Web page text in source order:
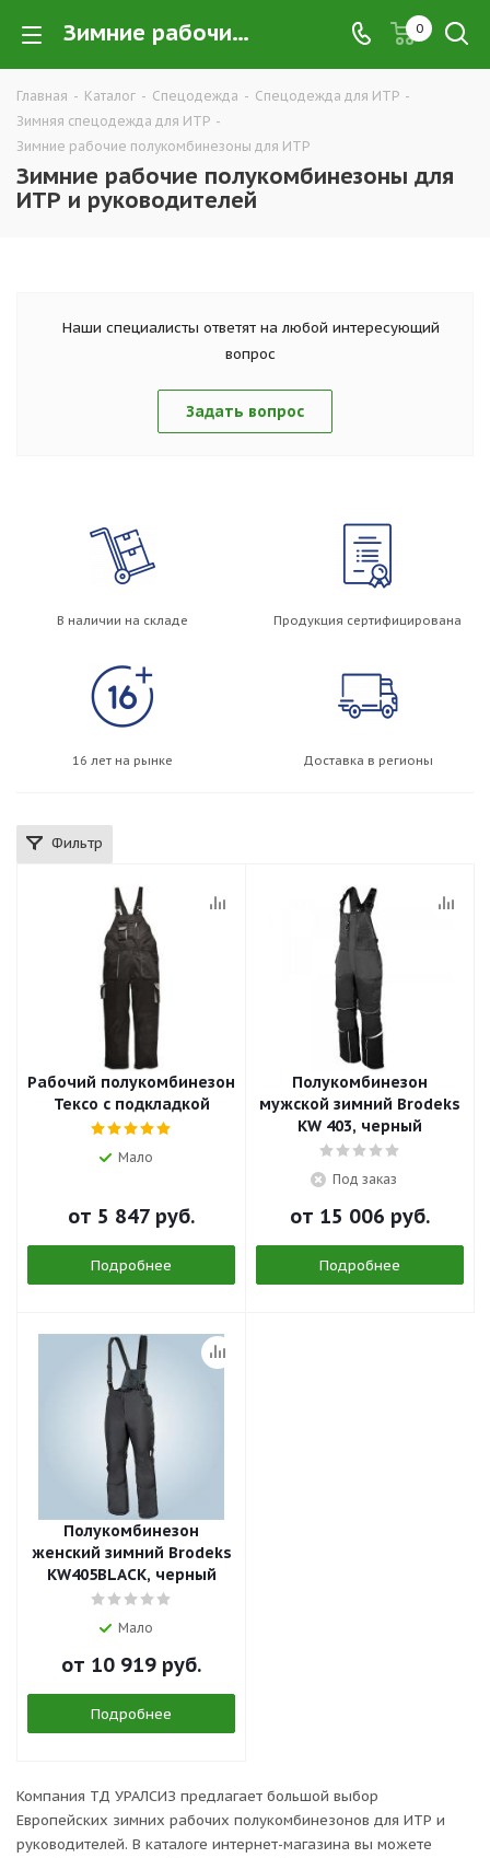
Зимние рабочие полукомбинезоны для ИТР и руководителей купить в Екатеринбурге оптом и в розницу — интернет-магазин рабочей одежды для ИТР и руководителей | Компания ТД УРАЛСИЗ 0
Главная - Каталог - Спецодежда - Спецодежда для ИТР -
Зимняя спецодежда для ИТР -
Зимние рабочие полукомбинезоны для ИТР
Зимние рабочие полукомбинезоны для
ИТР и руководителей
Наши специалисты ответят на любой интересующий
вопрос
Задать вопрос
В наличии на складе Продукция сертифицирована
16 лет на рынке Доставка в регионы
Фильтр
Рабочий полукомбинезон
Тексо с подкладкой
Мало
от 5 847 руб.
Подробнее
Полукомбинезон
мужской зимний Brodeks
KW 403, черный
Под заказ
от 15 006 руб.
Подробнее
Полукомбинезон
женский зимний Brodeks
KW405BLACK, черный
Мало
от 10 919 руб.
Подробнее
Компания ТД УРАЛСИЗ предлагает большой выбор
Европейских зимних рабочих полукомбинезонов для ИТР и
руководителей. В каталоге интернет-магазина вы можете